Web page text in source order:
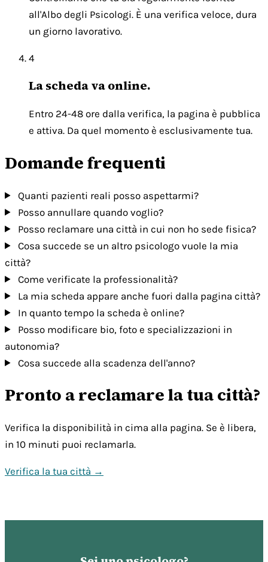
all'Albo degli Psicologi. È una verifica veloce, dura
un giorno lavorativo.
4
La scheda va online.
Entro 24-48 ore dalla verifica, la pagina è pubblica
e attiva. Da quel momento è esclusivamente tua.
Domande frequenti
Quanti pazienti reali posso aspettarmi?
Posso annullare quando voglio?
Posso reclamare una città in cui non ho sede fisica?
Cosa succede se un altro psicologo vuole la mia
città?
Come verificate la professionalità?
La mia scheda appare anche fuori dalla pagina città?
In quanto tempo la scheda è online?
Posso modificare bio, foto e specializzazioni in
autonomia?
Cosa succede alla scadenza dell'anno?
Pronto a reclamare la tua città?
Verifica la disponibilità in cima alla pagina. Se è libera,
in 10 minuti puoi reclamarla.
Verifica la tua città →